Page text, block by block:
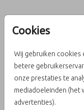
Cookies
Wij gebruiken cookies
betere
onze prestaties te
mediadoeleinden (het
advertenties).
Aantal